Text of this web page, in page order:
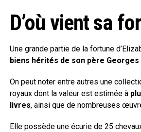
D’où vient sa
Une grande partie de la fortune
biens hérités de son père Georges
On peut noter entre autres une
royaux dont la valeur est estimée à
livres, ainsi que de nombreuses
Elle possède une écurie de 25